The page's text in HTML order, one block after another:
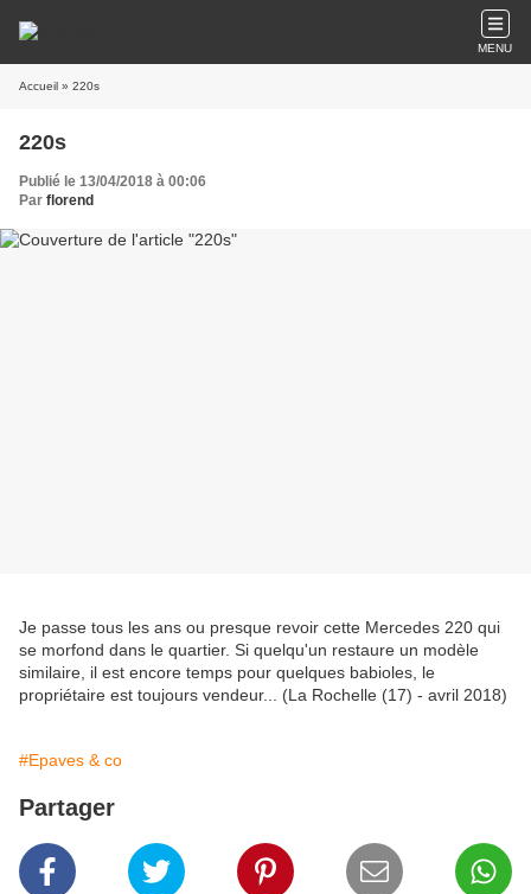
MENU
Accueil » 220s
220s
Publié le 13/04/2018 à 00:06
Par florend
Je passe tous les ans ou presque revoir cette Mercedes 220 qui
se morfond dans le quartier. Si quelqu'un restaure un modèle
similaire, il est encore temps pour quelques babioles, le
propriétaire est toujours vendeur... (La Rochelle (17) - avril 2018)
#Epaves & co
Partager